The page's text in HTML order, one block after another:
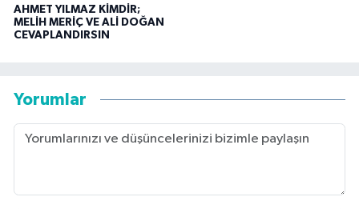
AHMET YILMAZ KİMDİR;
MELİH MERİÇ VE ALİ DOĞAN
CEVAPLANDIRSIN
Yorumlar